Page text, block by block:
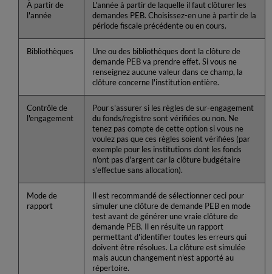
À partir de
l'année
L'année à partir de laquelle il faut clôturer les
demandes PEB. Choisissez-en une à partir de la
période fiscale précédente ou en cours.
Bibliothèques
Une ou des bibliothèques dont la clôture de
demande PEB va prendre effet. Si vous ne
renseignez aucune valeur dans ce champ, la
clôture concerne l'institution entière.
Contrôle de
l'engagement
Pour s'assurer si les règles de sur-engagement
du fonds/registre sont vérifiées ou non. Ne
tenez pas compte de cette option si vous ne
voulez pas que ces règles soient vérifiées (par
exemple pour les institutions dont les fonds
n'ont pas d'argent car la clôture budgétaire
s'effectue sans allocation).
Mode de
rapport
Il est recommandé de sélectionner ceci pour
simuler une clôture de demande PEB en mode
test avant de générer une vraie clôture de
demande PEB. Il en résulte un rapport
permettant d'identifier toutes les erreurs qui
doivent être résolues. La clôture est simulée
mais aucun changement n'est apporté au
répertoire.